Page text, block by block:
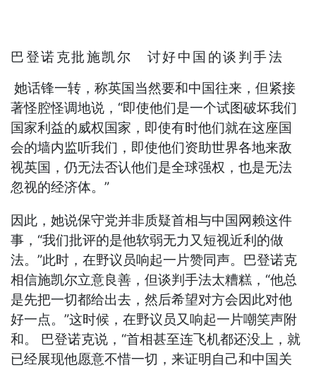
巴登诺克批施凯尔 讨好中国的谈判手法
她话锋一转，称英国当然要和中国往来，但紧接
著怪腔怪调地说，“即使他们是一个试图破坏我们
国家利益的威权国家，即使有时他们就在这座国
会的墙内监听我们，即使他们资助世界各地来敌
视英国，仍无法否认他们是全球强权，也是无法
忽视的经济体。”
因此，她说保守党并非质疑首相与中国网赖这件
事，“我们批评的是他软弱无力又短视近利的做
法。”此时，在野议员响起一片赞同声。巴登诺克
相信施凯尔立意良善，但谈判手法太糟糕，“他总
是先把一切都给出去，然后希望对方会因此对他
好一点。”这时候，在野议员又响起一片嘲笑声附
和。 巴登诺克说，“首相甚至连飞机都还没上，就
已经展现他愿意不惜一切，来证明自己和中国关